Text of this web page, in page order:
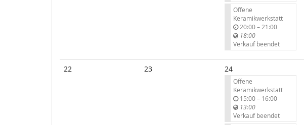
Offene
Keramikwerkstatt
20:00–b
s
21:00
18:00
Verkauf beendet
22 23 24
Offene
Keramikwerkstatt
15:00–b
s
16:00
13:00
Verkauf beendet